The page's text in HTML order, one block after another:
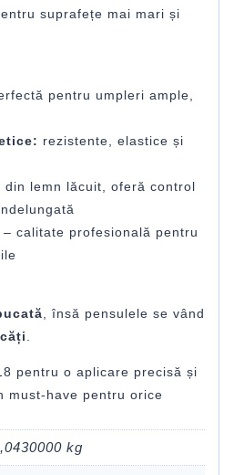
suprafețe mai mari și
pentru umpleri ample,
rezistente, elastice și
din lemn lăcuit, oferă control
– calitate profesională pentru
, însă pensulele se vând
.
pentru o aplicare precisă și
must-have pentru orice
kg